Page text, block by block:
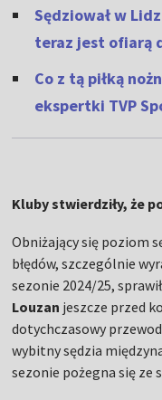
Sędziował w
teraz jest ofiarą
Co z tą piłką
ekspertki TVP
Kluby stwierdziły, że
Obniżający się poziom
błędów, szczególnie
sezonie 2024/25,
Louzan jeszcze przed
dotychczasowy
wybitny sędzia
sezonie pożegna się ze